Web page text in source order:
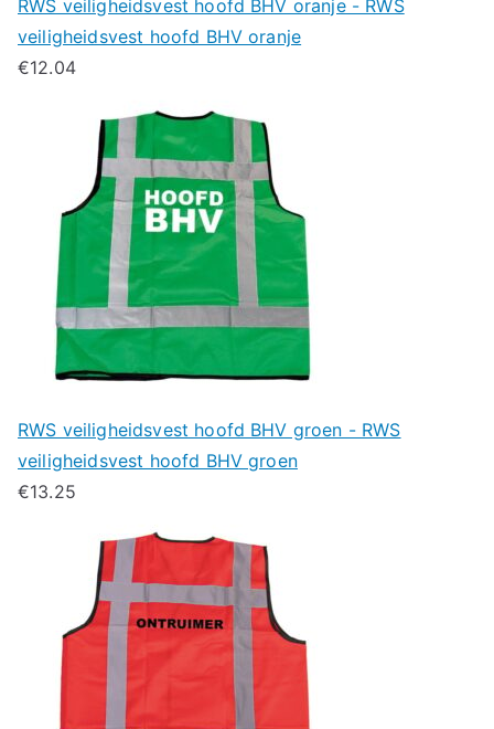
RWS veiligheidsvest hoofd BHV oranje - RWS
veiligheidsvest hoofd BHV oranje
€12.04
RWS veiligheidsvest hoofd BHV groen - RWS
veiligheidsvest hoofd BHV groen
€13.25